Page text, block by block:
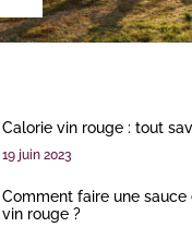
Calorie vin rouge : tout
19 juin 2023
Comment faire une sauce
vin rouge ?